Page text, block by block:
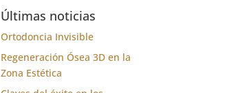
Últimas noticias
Ortodoncia Invisible
Regeneración Ósea 3D en la
Zona Estética